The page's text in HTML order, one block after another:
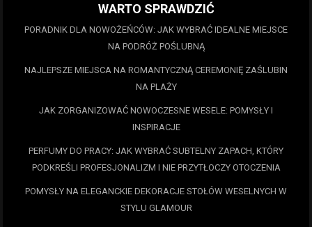
WARTO SPRAWDZIĆ
PORADNIK DLA NOWOŻEŃCÓW: JAK WYBRAĆ IDEALNE MIEJSCE
NA PODRÓŻ POŚLUBNĄ
NAJLEPSZE MIEJSCA NA ROMANTYCZNĄ CEREMONIĘ ZAŚLUBIN
NA PLAŻY
JAK ZORGANIZOWAĆ NOWOCZESNE WESELE: POMYSŁY I
INSPIRACJE
PERFUMY DO PRACY: JAK WYBRAĆ SUBTELNY ZAPACH, KTÓRY
PODKREŚLI PROFESJONALIZM I NIE PRZYTŁOCZY OTOCZENIA
POMYSŁY NA ELEGANCKIE DEKORACJE STOŁÓW WESELNYCH W
STYLU GLAMOUR